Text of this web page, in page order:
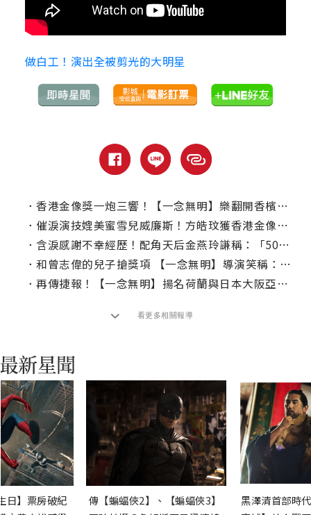
做白工！演出全被剪光的大明星
． 香港金像獎一炮三響！【一念無明】樂翻開香檳慶功趴
． 催淚演技媲美蜜雪兒威廉斯！方皓玟獲香港金像獎入圍崩潰大哭
． 含淚感謝不幸經歷！配角天后金燕玲謙稱：「50歲才開竅」
． 和曾志偉的兒子搶獎項 【一念無明】導演笑稱：「讓給我吧！」
． 再傳捷報！【一念無明】揚名荷蘭與日本大阪亞洲電影節
看更多相關報導
日】票房破紀
傳【蝙蝠俠2】、【蝙蝠俠3】
黑澤清首部時